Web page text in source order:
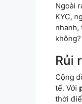
Ngoài
KYC,
nhanh,
không?
Rủi
Cộng
tế. Với
thời